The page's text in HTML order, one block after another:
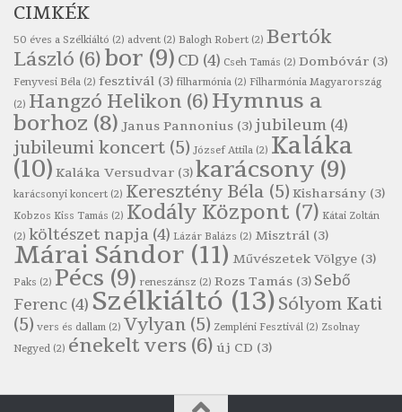
Szélkiáltó
Robert Burns: Árpa Jankó
Szélkiáltó
Robert Burns: Most hoci a számlát
Szélkiáltó
Robert Burns: Most hoci a számlát
Szélkiáltó
Robert Burns: Nagyhasú flaskó…
Szélkiáltó
Robert Burns: Skót ital
Szélkáltó
Robert Burns: Skót ital
Szélkiáltó
Simkó Péter: Károgós
Szélkiáltó
Szélkiáltó
CIMKÉK
50 éves a Szélkiáltó (2) advent (2) Balogh Robert (2) Bertók
László (6)bor (9) CD (4) Cseh Tamás (2) Dombóvár (3)
Fenyvesi Béla (2) fesztivál (3) filharmónia (2) Filharmónia Magyarország
(2) Hangzó Helikon (6)Hymnus a
borhoz (8) Janus Pannonius (3)jubileum (4)
jubileumi koncert (5) József Attila (2) Kaláka
(10) Kaláka Versudvar (3)karácsony (9)
karácsonyi koncert (2) Keresztény Béla (5) Kisharsány (3)
Kobzos Kiss Tamás (2) Kodály Központ (7) Kátai Zoltán
(2) költészet napja (4) Lázár Balázs (2) Misztrál (3)
Márai Sándor (11) Művészetek Völgye (3)
Paks (2) Pécs (9) reneszánsz (2) Rozs Tamás (3) Sebő
Ferenc (4) Szélkiáltó (13)Sólyom Kati
(5) vers és dallam (2) Vylyan (5) Zempléni Fesztivál (2) Zsolnay
Negyed (2) énekelt vers (6) új CD (3)